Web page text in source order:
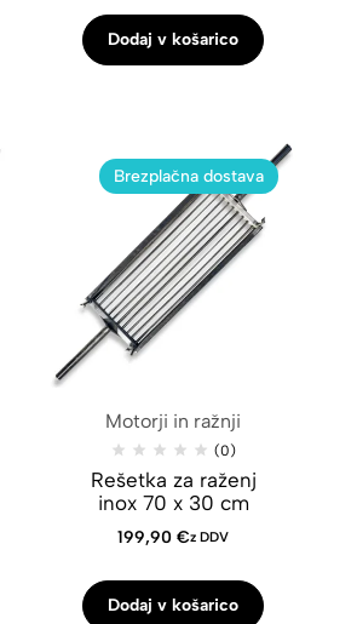
Dodaj v košarico
Brezplačna dostava
Motorji in ražnji
(0)
Rešetka za raženj
inox 70 x 30 cm
199,90 €z DDV
Dodaj v košarico